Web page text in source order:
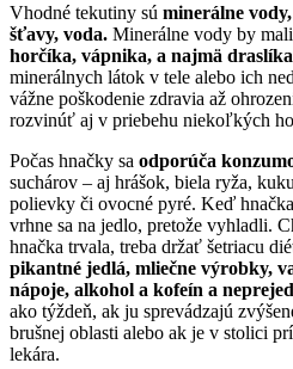
Vhodné tekutiny sú minerálne
šťavy, voda. Minerálne vody by
horčíka, vápnika, a najmä draslíka
minerálnych látok v tele alebo ich
vážne poškodenie zdravia až
rozvinúť aj v priebehu niekoľkých
Počas hnačky sa odporúča
suchárov – aj hrášok, biela ryža,
polievky či ovocné pyré. Keď
vrhne sa na jedlo, pretože vyhladli.
hnačka trvala, treba držať šetriacu
pikantné jedlá, mliečne výrobky,
nápoje, alkohol a kofeín a
ako týždeň, ak ju sprevádzajú
brušnej oblasti alebo ak je v stolici
lekára.